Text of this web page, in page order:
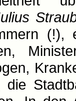
(!),
die